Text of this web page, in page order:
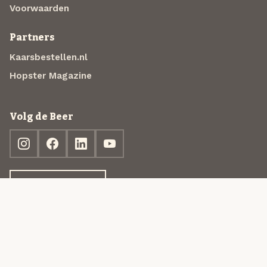
Voorwaarden
Partners
Kaarsbestellen.nl
Hopster Magazine
Volg de Beer